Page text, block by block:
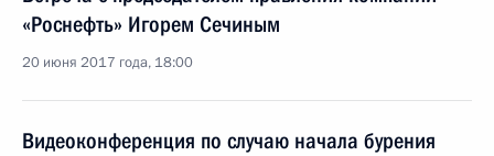
«Роснефть» Игорем Сечиным
20 июня 2017 года, 18:00
Видеоконференция по случаю начала бурения